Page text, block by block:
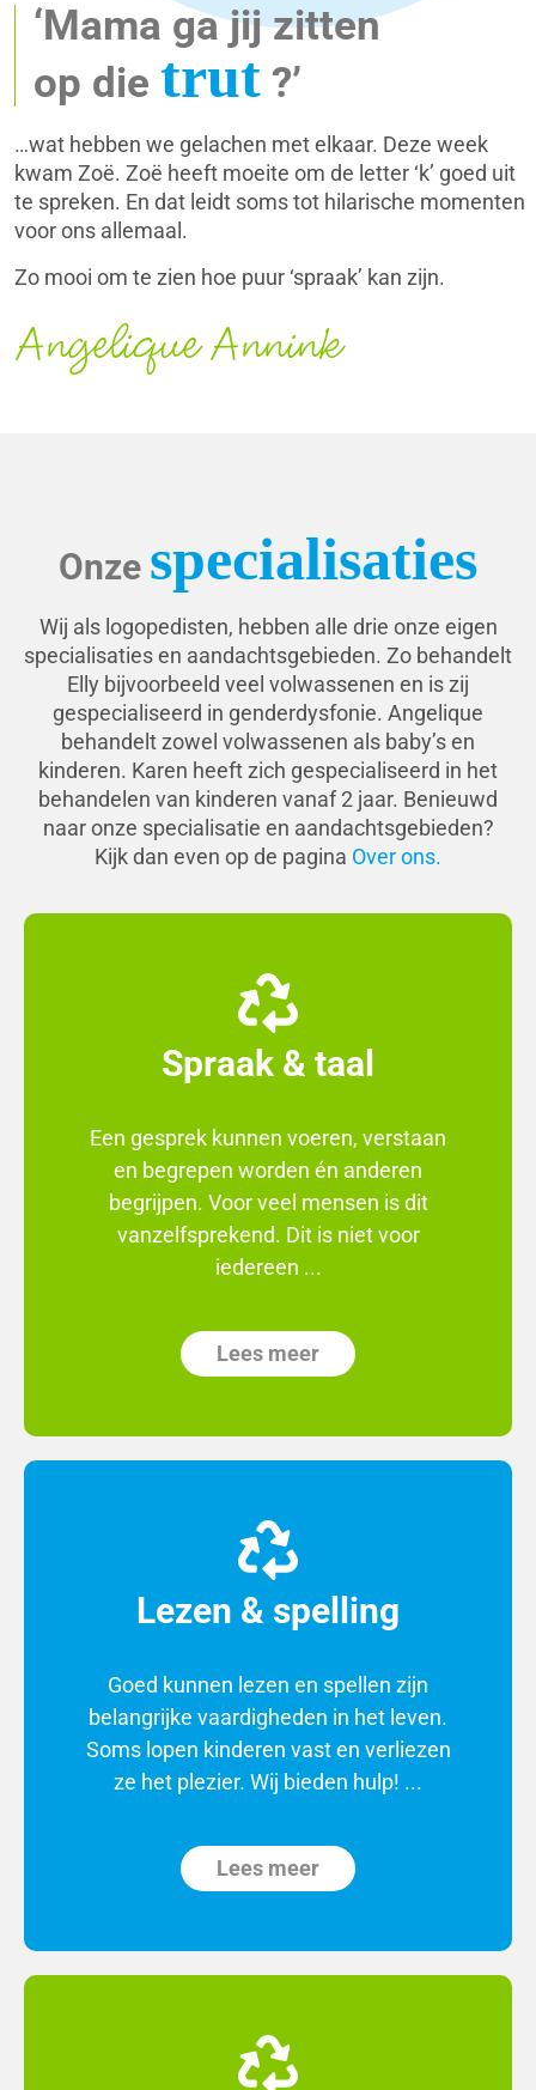
‘Mama ga jij zitten
op die trut ?’
…wat hebben we gelachen met elkaar. Deze week
kwam Zoë. Zoë heeft moeite om de letter ‘k’ goed uit
te spreken. En dat leidt soms tot hilarische momenten
voor ons allemaal.
Zo mooi om te zien hoe puur ‘spraak’ kan zijn.
Angelique Annink
Onze specialisaties
Wij als logopedisten, hebben alle drie onze eigen
specialisaties en aandachtsgebieden. Zo behandelt
Elly bijvoorbeeld veel volwassenen en is zij
gespecialiseerd in genderdysfonie. Angelique
behandelt zowel volwassenen als baby’s en
kinderen. Karen heeft zich gespecialiseerd in het
behandelen van kinderen vanaf 2 jaar. Benieuwd
naar onze specialisatie en aandachtsgebieden?
Kijk dan even op de pagina Over ons.
Spraak & taal
Een gesprek kunnen voeren, verstaan
en begrepen worden én anderen
begrijpen. Voor veel mensen is dit
vanzelfsprekend. Dit is niet voor
iedereen ...
Lees meer
Lezen & spelling
Goed kunnen lezen en spellen zijn
belangrijke vaardigheden in het leven.
Soms lopen kinderen vast en verliezen
ze het plezier. Wij bieden hulp! ...
Lees meer